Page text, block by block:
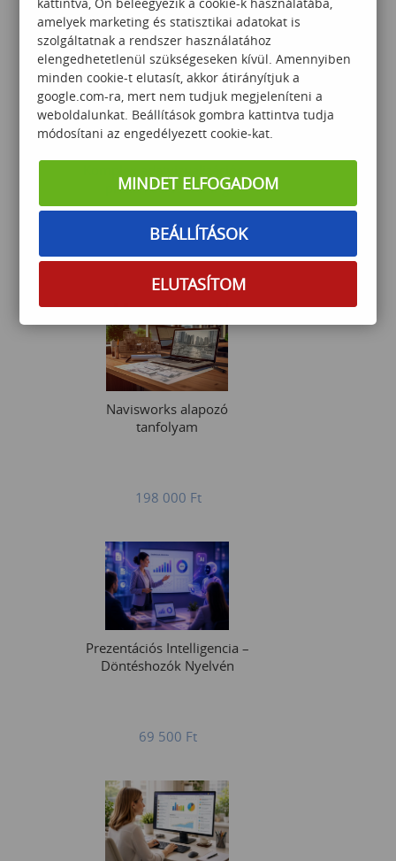
75 000Ft
prezentációs tréning
120 000Ft
Navisworks alapozó
tanfolyam
198 000 Ft
Prezentációs Intelligencia –
Döntéshozók Nyelvén
69 500 Ft
amelyek marketing és statisztikai adatokat is
szolgáltatnak a rendszer használatához
elengedhetetlenül szükségeseken kívül. Amennyiben
minden cookie-t elutasít, akkor átirányítjuk a
google.com-ra, mert nem tudjuk megjeleníteni a
weboldalunkat. Beállítások gombra kattintva tudja
módosítani az engedélyezett cookie-kat.
MINDET ELFOGADOM
BEÁLLÍTÁSOK
ELUTASÍTOM